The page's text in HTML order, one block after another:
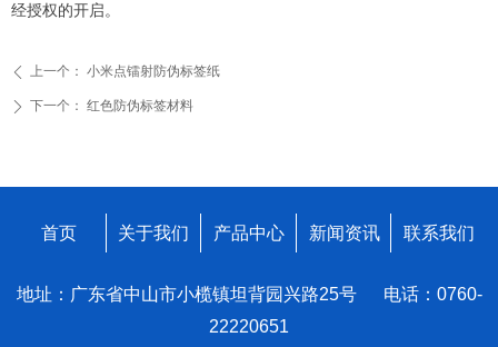
经授权的开启。
ꄴ 上一个： 小米点镭射防伪标签纸
ꄲ 下一个： 红色防伪标签材料
首页 关于我们 产品中心 新闻资讯 联系我们
地址：广东省中山市小榄镇坦背园兴路25号 电话：0760-
22220651